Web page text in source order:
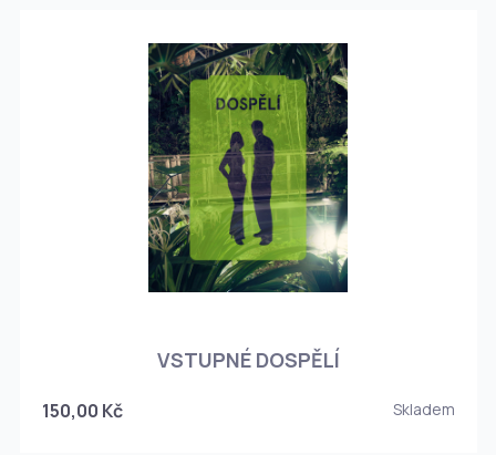
VSTUPNÉ DOSPĚLÍ
150,00 Kč Skladem